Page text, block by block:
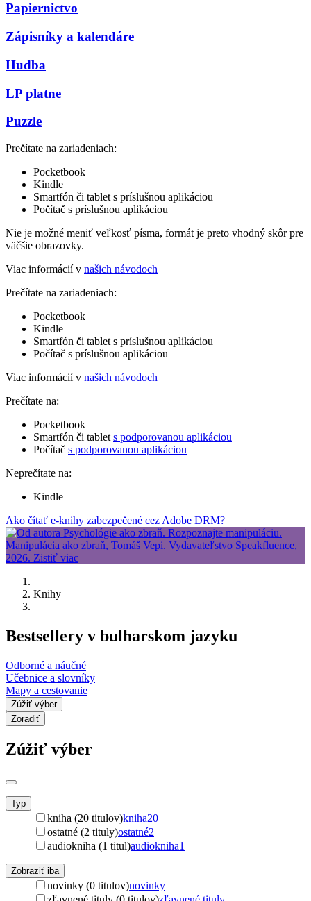
Papiernictvo
Zápisníky a kalendáre
Hudba
LP platne
Puzzle
Prečítate na zariadeniach:
Pocketbook
Kindle
Smartfón či tablet s príslušnou aplikáciou
Počítač s príslušnou aplikáciou
Nie je možné meniť veľkosť písma, formát je preto vhodný skôr pre
väčšie obrazovky.
Viac informácií v našich návodoch
Prečítate na zariadeniach:
Pocketbook
Kindle
Smartfón či tablet s príslušnou aplikáciou
Počítač s príslušnou aplikáciou
Viac informácií v našich návodoch
Prečítate na:
Pocketbook
Smartfón či tablet s podporovanou aplikáciou
Počítač s podporovanou aplikáciou
Neprečítate na:
Kindle
Ako čítať e-knihy zabezpečené cez Adobe DRM?
Knihy
Bestsellery v bulharskom jazyku
Odborné a náučné
Učebnice a slovníky
Mapy a cestovanie
Zúžiť výber
Zoradiť
Zúžiť výber
Typ
kniha (20 titulov)kniha20
ostatné (2 tituly)ostatné2
audiokniha (1 titul)audiokniha1
Zobraziť iba
novinky (0 titulov)novinky